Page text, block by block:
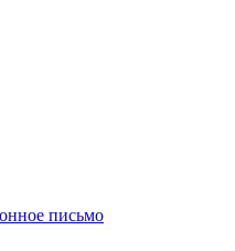
письмо